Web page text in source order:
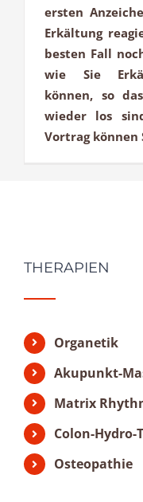
ersten
Erkältung
besten Fall
wie Sie
können, so
wieder los
Vortrag können
THERAPIEN
Organetik
Akupunkt-
Matrix
Colon-Hydro-
Osteopathie